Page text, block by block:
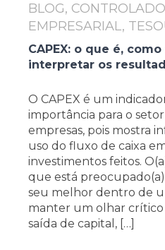
BLOG,
EMPRESARIAL,
CAPEX: o que é,
interpretar os
O CAPEX é um
importância para o
empresas, pois mostra
uso do fluxo de caixa
investimentos feitos.
que está
seu melhor dentro de
manter um olhar crítico
saída de capital, […]